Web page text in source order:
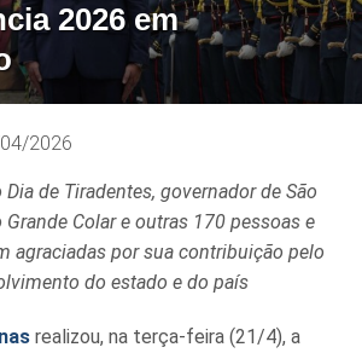
2026 em
2026
de Tiradentes, governador de São
Grande Colar e outras 170 pessoas e
agraciadas por sua contribuição pelo
do estado e do país
realizou, na terça-feira (21/4), a